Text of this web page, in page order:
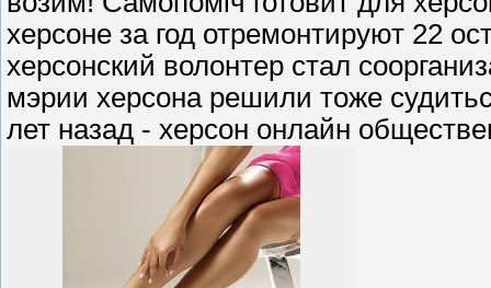
херсоне за год отремонтируют 22
херсонский волонтер стал
мэрии херсона решили тоже
лет назад - херсон онлайн